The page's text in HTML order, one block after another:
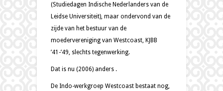
(Studiedagen Indische Nederlanders van de
Leidse Universiteit), maar ondervond van de
zijde van het bestuur van de
moedervereniging van Westcoast, KJBB
’41-’49, slechts tegenwerking.
Dat is nu (2006) anders .
De Indo-werkgroep Westcoast bestaat nog,